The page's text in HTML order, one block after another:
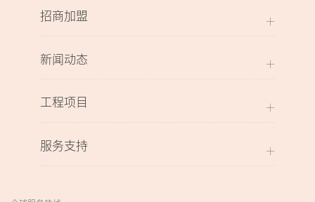
招商加盟
新闻动态
工程项目
服务支持